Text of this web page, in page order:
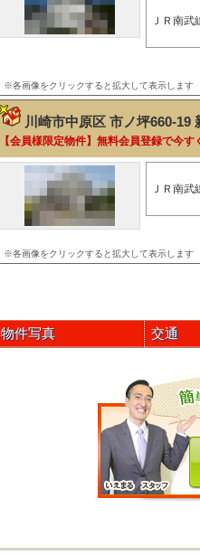
ＪＲ南武
※各画像をクリックすると拡大して表示します
川崎市中原区 市ノ坪660-19
【会員様限定物件】無料会員登録で今す
ＪＲ南武
※各画像をクリックすると拡大して表示します
物件写真 交通